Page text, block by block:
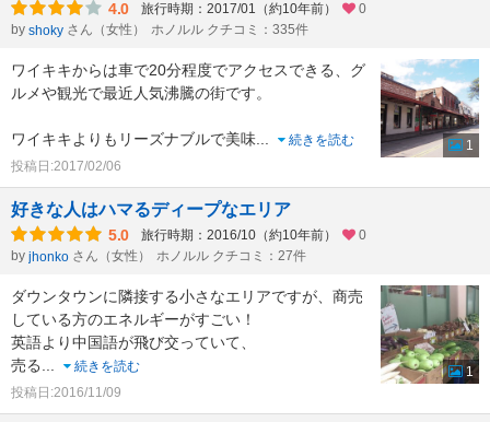
4.0 旅行時期：2017/01（約10年前）
0
by shoky さん（女性） ホノルル クチコミ：335件
ワイキキからは車で20分程度でアクセスできる、グ
ルメや観光で最近人気沸騰の街です。
ワイキキよりもリーズナブルで美味
続きを読む
投稿日:2017/02/06
1
好きな人はハマるディープなエリア
5.0 旅行時期：2016/10（約10年前）
0
by jhonko さん（女性） ホノルル クチコミ：27件
ダウンタウンに隣接する小さなエリアですが、商売
している方のエネルギーがすごい！
英語より中国語が飛び交っていて、
売る
続きを読む
投稿日:2016/11/09
1